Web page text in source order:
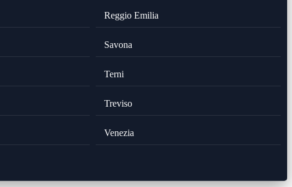
Reggio Emilia
Savona
Terni
Treviso
Venezia